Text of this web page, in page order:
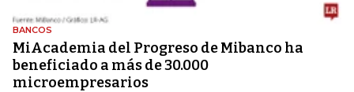
BANCOS
MiAcademia del Progreso de Mibanco ha
beneficiado a más de 30.000
microempresarios